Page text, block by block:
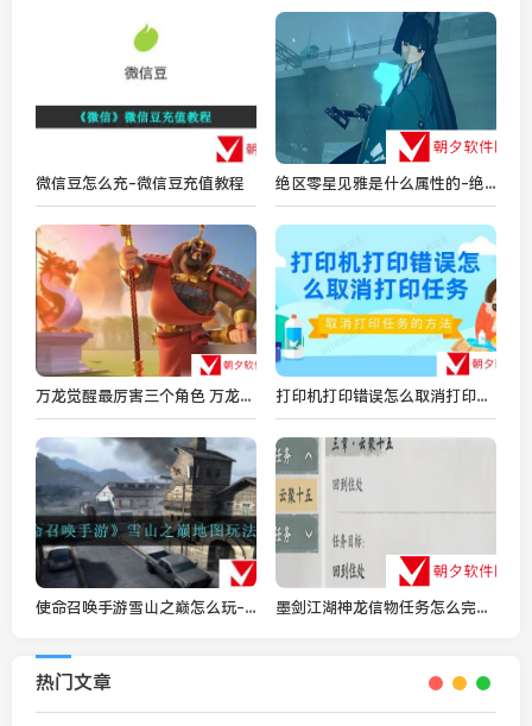
微信豆怎么充-微信豆充值教程 绝区零星见雅是什么属性的-绝区零星见雅属性分享
万龙觉醒最厉害三个角色 万龙觉醒角色强度排行 打印机打印错误怎么取消打印任务 取消打印任务的方法
使命召唤手游雪山之巅怎么玩-雪山之巅地图玩法攻略 墨剑江湖神龙信物任务怎么完成 墨剑江湖神龙信物任务一览
热门文章